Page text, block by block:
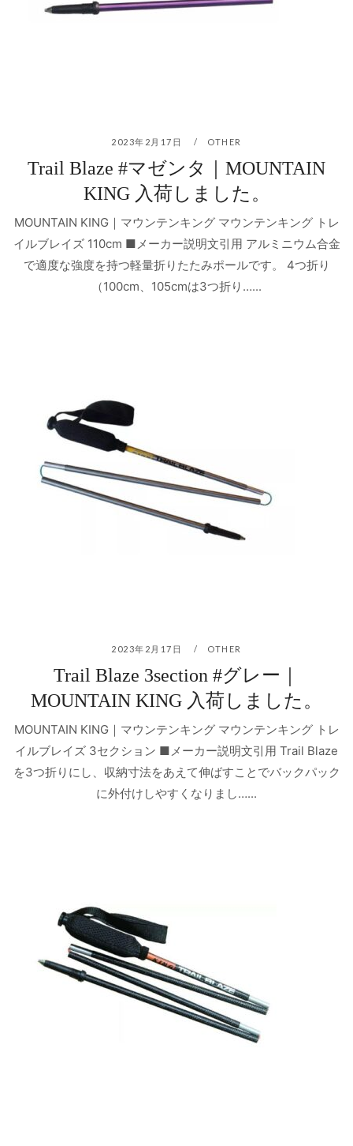
2023年2月17日 OTHER
Trail Blaze #マゼンタ｜MOUNTAIN
KING 入荷しました。
MOUNTAIN KING｜マウンテンキング マウンテンキング トレ
イルブレイズ 110cm ■メーカー説明文引用 アルミニウム合金
で適度な強度を持つ軽量折りたたみポールです。 4つ折り
（100cm、105cmは3つ折り…...
2023年2月17日 OTHER
Trail Blaze 3section #グレー｜
MOUNTAIN KING 入荷しました。
MOUNTAIN KING｜マウンテンキング マウンテンキング トレ
イルブレイズ 3セクション ■メーカー説明文引用 Trail Blaze
を3つ折りにし、収納寸法をあえて伸ばすことでバックパック
に外付けしやすくなりまし…...